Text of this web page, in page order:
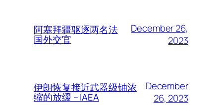
阿塞拜疆驱逐两名法
国外交官
December 26,
2023
伊朗恢复接近武器级铀浓
缩的放缓 – IAEA
December
26, 2023